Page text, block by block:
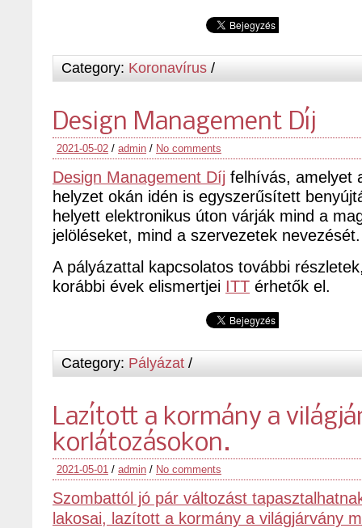
Category: Koronavírus /
Design Management Díj
2021-05-02 / admin / No comments
Design Management Díj felhívás, amelyet
helyzet okán idén is egyszerűsített
helyett elektronikus úton várják mind a
jelöléseket, mind a szervezetek nevezését.
A pályázattal kapcsolatos további
korábbi évek elismertjei ITT érhetők el.
Category: Pályázat /
Lazított a kormány a
korlátozásokon.
2021-05-01 / admin / No comments
Szombattól jó pár változást
lakosai, lazított a kormány a világjárvány